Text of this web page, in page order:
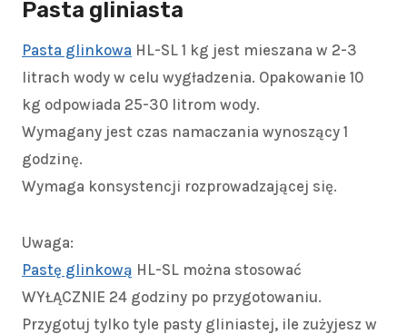
Pasta gliniasta
Pasta glinkowa HL-SL 1 kg jest mieszana w 2-3
litrach wody w celu wygładzenia. Opakowanie 10
kg odpowiada 25-30 litrom wody.
Wymagany jest czas namaczania wynoszący 1
godzinę.
Wymaga konsystencji rozprowadzającej się.
Uwaga:
Pastę glinkową HL-SL można stosować
WYŁĄCZNIE 24 godziny po przygotowaniu.
Przygotuj tylko tyle pasty gliniastej, ile zużyjesz w